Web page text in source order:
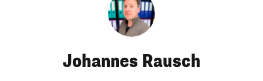
Johannes Rausch